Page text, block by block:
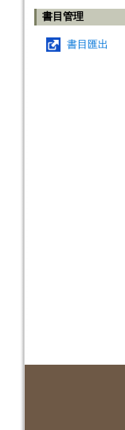
書目管理
書目匯出